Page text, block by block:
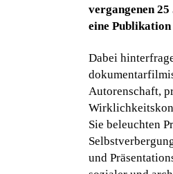
vergangenen
eine
Dabei
Autorenschaft,
Sie beleuchten
und